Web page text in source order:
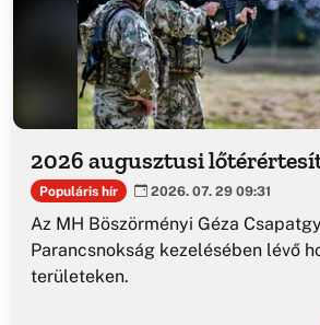
2026 augusztusi
Populáris hír 2026. 07. 29 09:31
Az MH Böszörményi Géza
Parancsnokság kezelésében lévő
területeken.